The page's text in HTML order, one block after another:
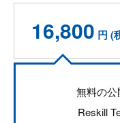
16,800 円 (
無料の
Reskill